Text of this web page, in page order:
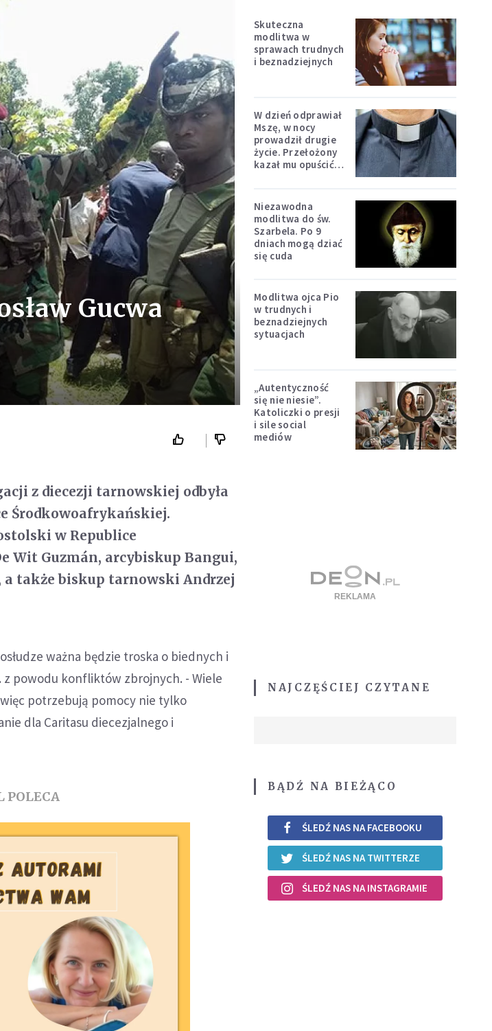
Gucwa
z diecezji tarnowskiej odbyła
Środkowoafrykańskiej.
w Republice
Wit Guzmán, arcybiskup Bangui,
a także biskup tarnowski Andrzej
ważna będzie troska o biednych i
powodu konfliktów zbrojnych. - Wiele
potrzebują pomocy nie tylko
dla Caritasu diecezjalnego i
POLECA
Skuteczna
modlitwa w
sprawach trudnych
i beznadziejnych
W dzień odprawiał
Mszę, w nocy
prowadził drugie
życie. Przełożony
kazał mu opuścić
Niezawodna
modlitwa do św.
Szarbela. Po 9
dniach mogą dziać
się cuda
Modlitwa ojca Pio
w trudnych i
beznadziejnych
sytuacjach
„Autentyczność
się nie niesie”.
Katoliczki o presji
i sile social
mediów
NAJCZĘŚCIEJ CZYTANE
BĄDŹ NA BIEŻĄCO
ŚLEDŹ NAS NA FACEBOOKU
ŚLEDŹ NAS NA TWITTERZE
ŚLEDŹ NAS NA INSTAGRAMIE